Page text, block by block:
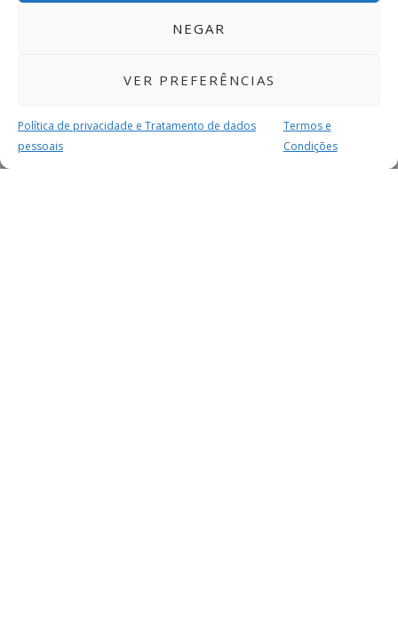
NEGAR
VER PREFERÊNCIAS
Política de privacidade e Tratamento de dados
pessoais
Termos e
Condições